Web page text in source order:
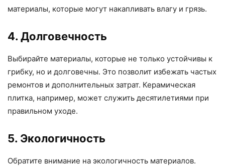
материалы, которые могут накапливать влагу и грязь.
4. Долговечность
Выбирайте материалы, которые не только устойчивы к
грибку, но и долговечны. Это позволит избежать частых
ремонтов и дополнительных затрат. Керамическая
плитка, например, может служить десятилетиями при
правильном уходе.
5. Экологичность
Обратите внимание на экологичность материалов.